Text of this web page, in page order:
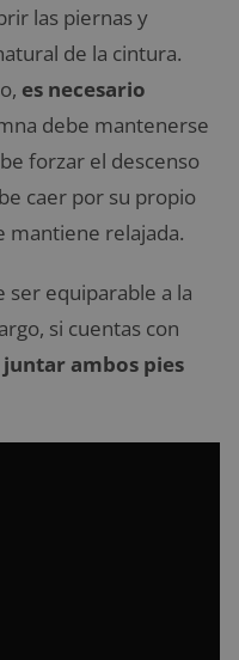
las piernas y
de la cintura.
es necesario
debe mantenerse
forzar el descenso
caer por su propio
mantiene relajada.
ser equiparable a la
si cuentas con
juntar ambos pies